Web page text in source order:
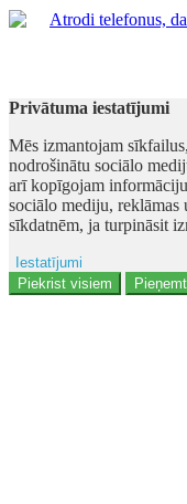
Privātuma iestatījumi
Mēs izmantojam
nodrošinātu sociālo
arī kopīgojam
sociālo mediju, reklāmas
sīkdatnēm, ja turpināsit
Iestatījumi
Ad storage
Piekrist visiem